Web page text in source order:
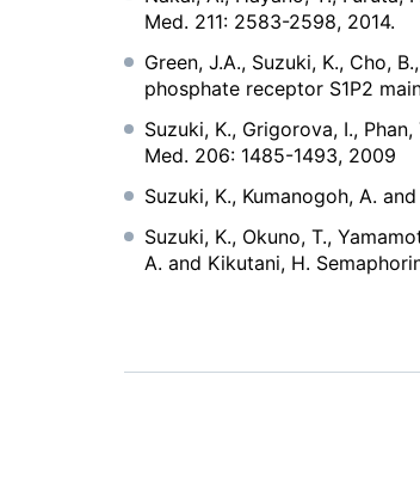
Med. 211: 2583-2598, 2014.
Green, J.A., Suzuki, K., Cho,
phosphate receptor S1P2
Suzuki, K., Grigorova, I.,
Med. 206: 1485-1493, 2009
Suzuki, K., Kumanogoh, A.
Suzuki, K., Okuno, T.,
A. and Kikutani, H.